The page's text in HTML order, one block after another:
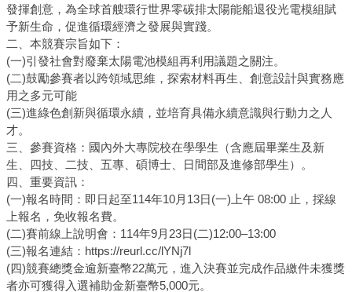
發揮創意，為全球首艘環行世界零碳排太陽能船退役光電模組賦
予新生命，促進循環經濟之發展與實踐。
二、本競賽宗旨如下：
(一)引發社會對廢棄太陽電池模組再利用議題之關注。
(二)鼓勵參賽者以跨領域思維，探索材料再生、創意設計與實務應
用之多元可能
(三)進綠色創新與循環永續，並培育具備永續意識與行動力之人
才。
三、參賽資格：國內外大專院校在學學生（含應屆畢業生及新
生、四技、二技、五專、碩博士、日間部及進修部學生）。
四、重要資訊：
(一)報名時間：即日起至114年10月13日(一)上午 08:00 止，採線
上報名，免收報名費。
(二)賽前線上說明會：114年9月23日(二)12:00–13:00
(三)報名連結：https://reurl.cc/lYNj7l
(四)競賽總獎金逾新臺幣22萬元，進入決賽並完成作品繳件未獲獎
者亦可獲得入選補助金新臺幣5,000元。